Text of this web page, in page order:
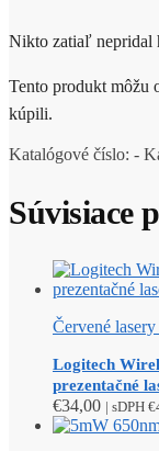
Nikto zatiaľ nepridal
Tento produkt môžu
kúpili.
Katalógové číslo: -
Súvisiace
Červené
Logitech
prezentačné
€34,00 | sDPH €